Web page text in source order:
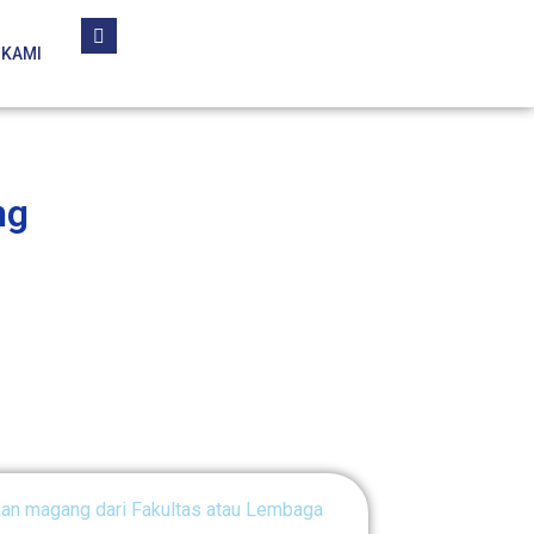
magang dari Fakultas atau Lembaga